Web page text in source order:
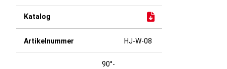
HJ-W-08
90°-